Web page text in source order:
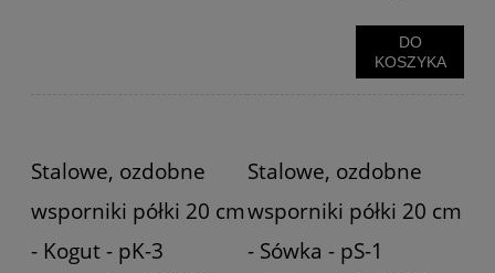
DO
KOSZYKA
Stalowe, ozdobne
wsporniki półki 20 cm
- Kogut - pK-3
Stalowe, ozdobne
wsporniki półki 20 cm
- Sówka - pS-1